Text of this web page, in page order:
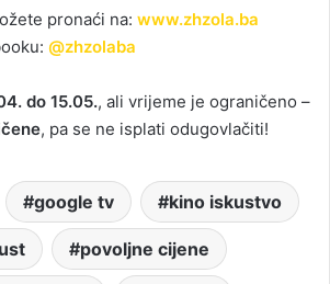
pronaći na: www.zhzola.ba
@zhzolaba
do 15.05., ali vrijeme je ograničeno –
, pa se ne isplati odugovlačiti!
google tv kino iskustvo
povoljne cijene